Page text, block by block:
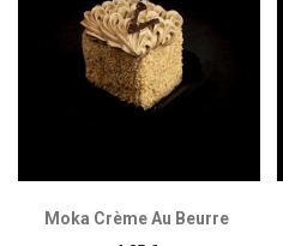
Moka Crème Au Beurre